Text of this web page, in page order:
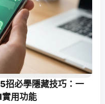
招必學隱藏技巧：一
用功能